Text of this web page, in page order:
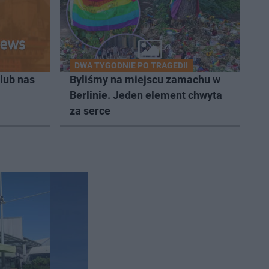
nas
DWA TYGODNIE PO TRAGEDII
Byliśmy na miejscu zamachu w
Berlinie. Jeden element chwyta
za serce